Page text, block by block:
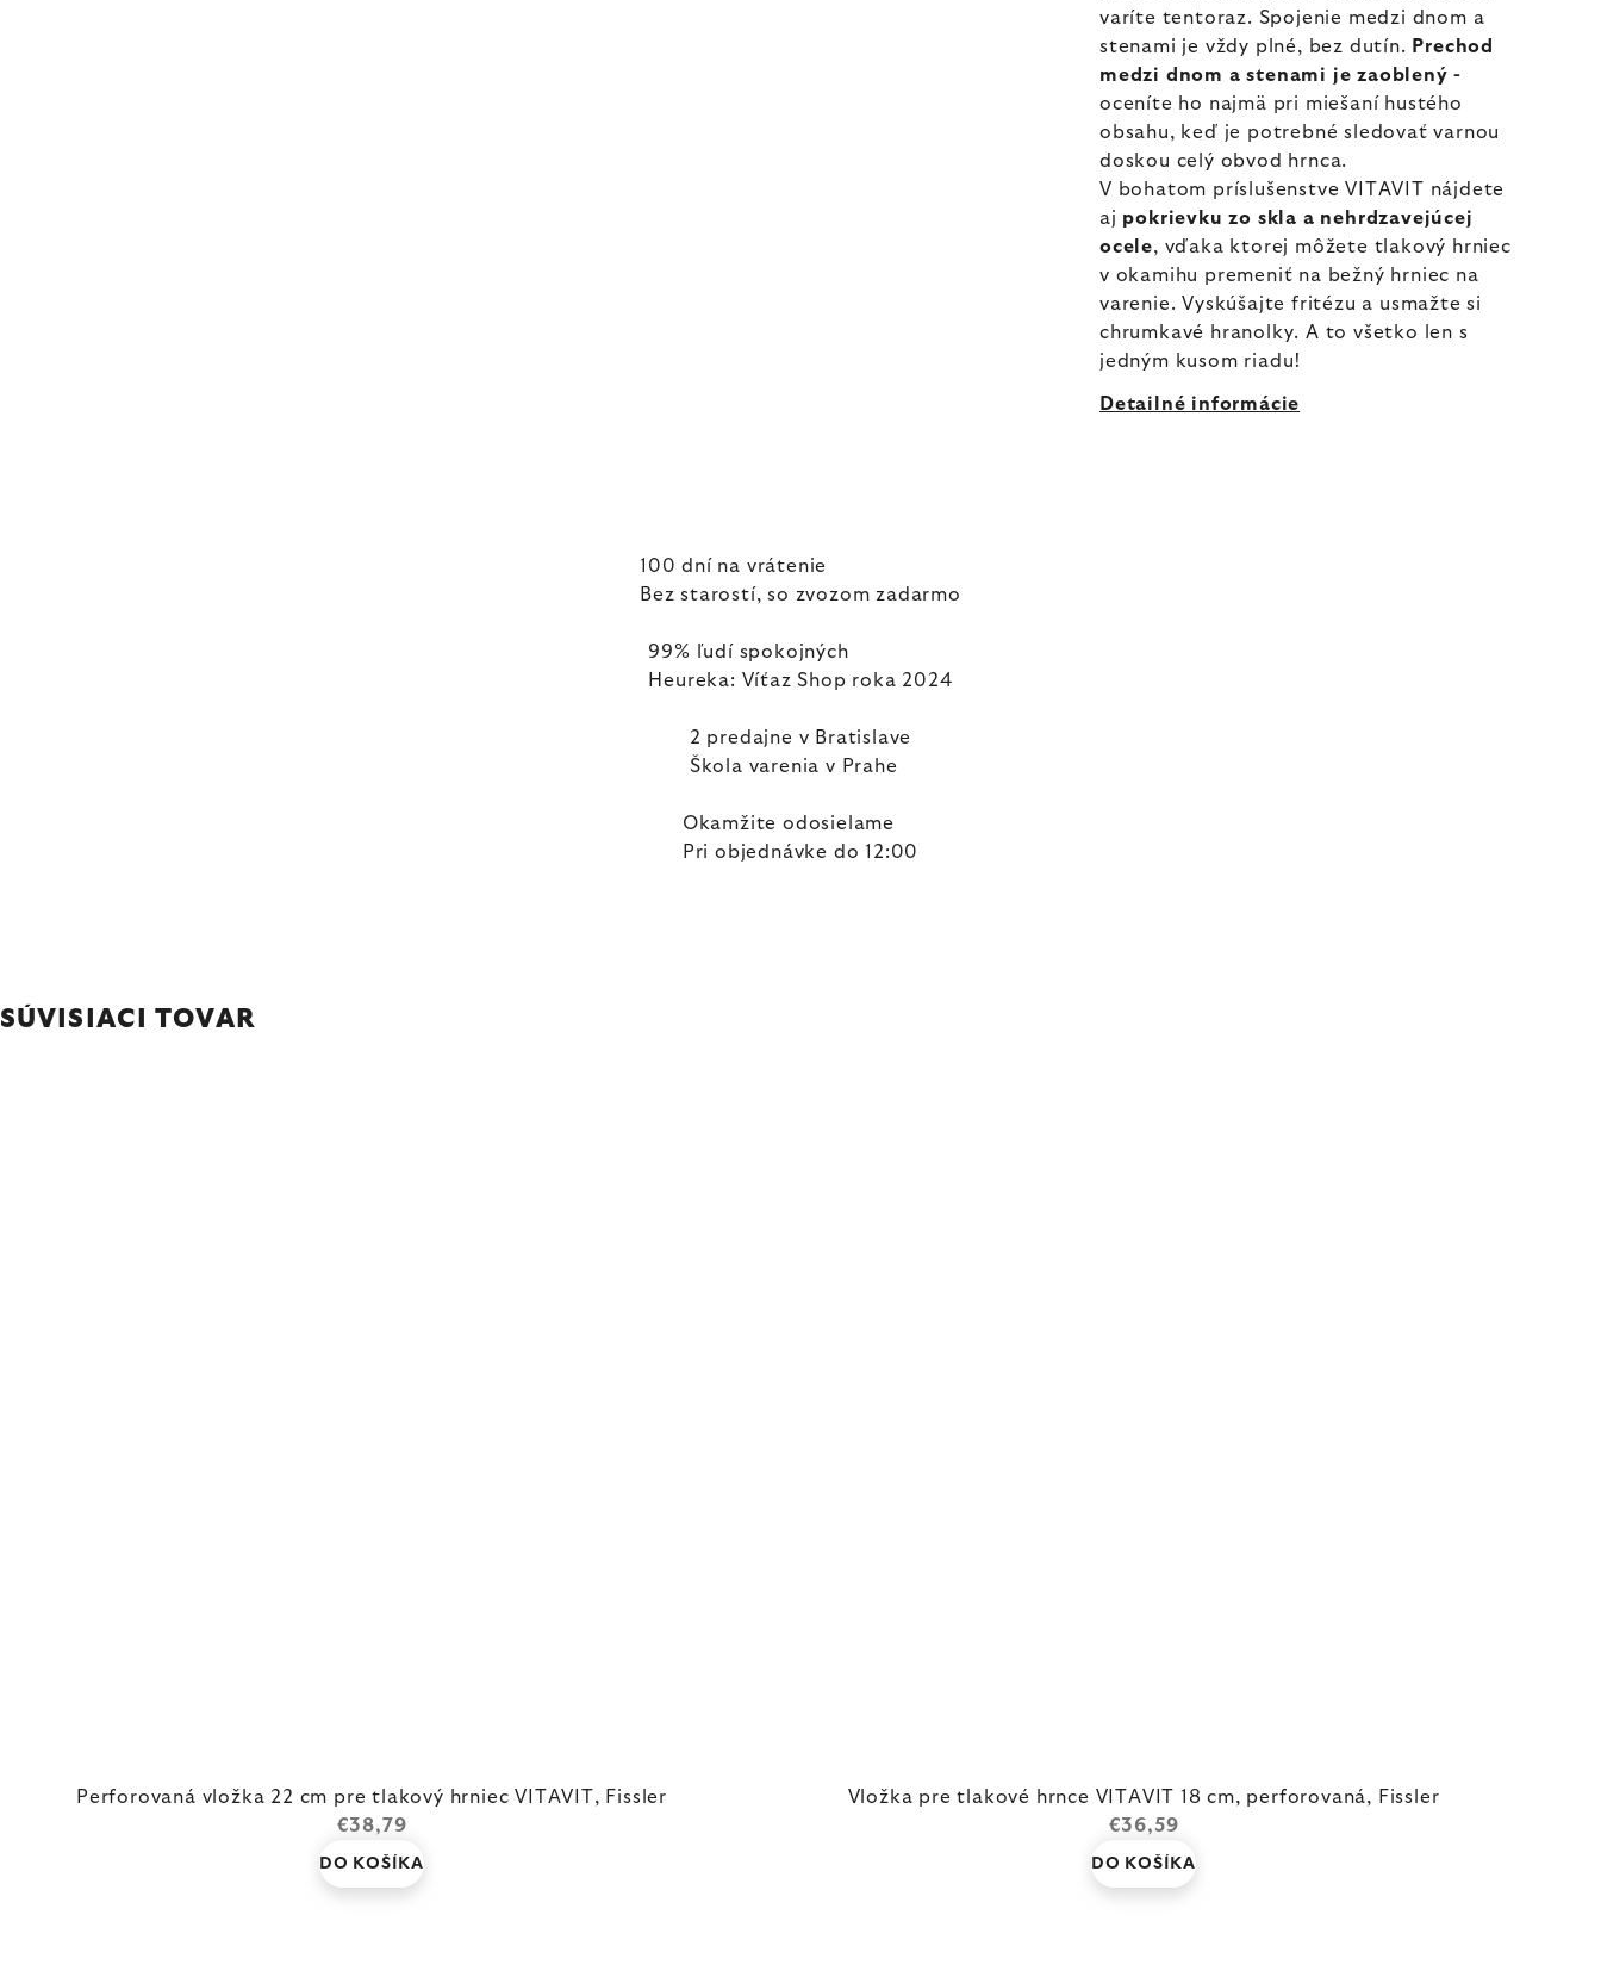
varíte tentoraz. Spojenie medzi dnom a
stenami je vždy plné, bez dutín. Prechod
medzi dnom a stenami je zaoblený -
oceníte ho najmä pri miešaní hustého
obsahu, keď je potrebné sledovať varnou
doskou celý obvod hrnca.
V bohatom príslušenstve VITAVIT nájdete
aj pokrievku zo skla a nehrdzavejúcej
ocele, vďaka ktorej môžete tlakový hrniec
v okamihu premeniť na bežný hrniec na
varenie. Vyskúšajte fritézu a usmažte si
chrumkavé hranolky. A to všetko len s
jedným kusom riadu!
Detailné informácie
100 dní na vrátenie
Bez starostí, so zvozom zadarmo
99% ľudí spokojných
Heureka: Víťaz Shop roka 2024
2 predajne v Bratislave
Škola varenia v Prahe
Okamžite odosielame
Pri objednávke do 12:00
SÚVISIACI TOVAR
Perforovaná vložka 22 cm pre tlakový hrniec VITAVIT, Fissler
€38,79
DO KOŠÍKA
Vložka pre tlakové hrnce VITAVIT 18 cm, perforovaná, Fissler
€36,59
DO KOŠÍKA